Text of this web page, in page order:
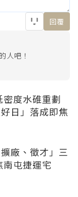
回覆
人吧！
度水碓重劃
日」落成即焦
廠、徵才」三
屯捷運宅